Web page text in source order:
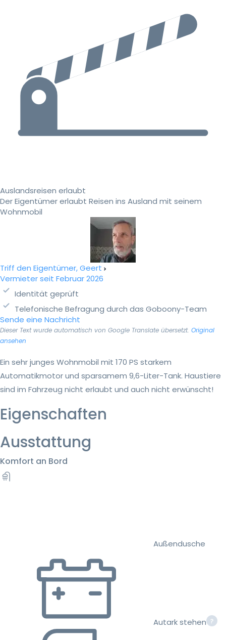
Auslandsreisen erlaubt
Der Eigentümer erlaubt Reisen ins Ausland mit seinem
Wohnmobil
Triff den Eigentümer, Geert
Vermieter seit Februar 2026
Identität geprüft
Telefonische Befragung durch das Goboony-Team
Sende eine Nachricht
Dieser Text wurde automatisch von Google Translate übersetzt. Original
ansehen
Ein sehr junges Wohnmobil mit 170 PS starkem
Automatikmotor und sparsamem 9,6-Liter-Tank. Haustiere
sind im Fahrzeug nicht erlaubt und auch nicht erwünscht!
Eigenschaften
Ausstattung
Komfort an Bord
Außendusche
Autark stehen